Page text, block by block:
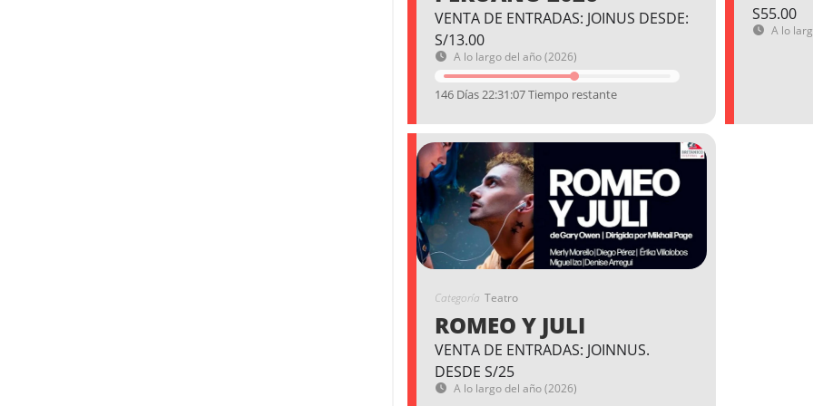
VENTA DE ENTRADAS: JOINUS DESDE:
S/13.00
A lo largo del año (2026)
146 Días 22:31:06 Tiempo restante
S55.00
A lo
Categoría Teatro
ROMEO Y JULI
VENTA DE ENTRADAS: JOINNUS.
DESDE S/25
A lo largo del año (2026)